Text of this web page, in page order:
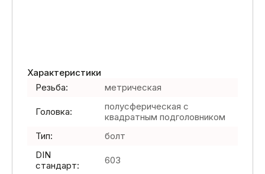
Характеристики
Резьба:
метрическая
Головка:
полусферическая с
квадратным подголовником
Тип:
болт
DIN
стандарт:
603